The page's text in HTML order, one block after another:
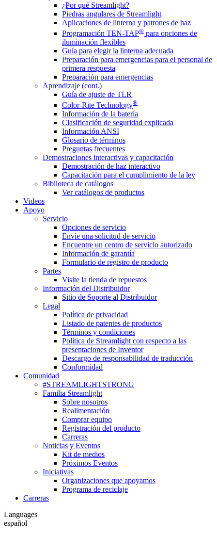
¿Por qué Streamlight?
Piedras angulares de Streamlight
Aplicaciones de linterna y patrones de haz
Programación TEN-TAP® para opciones de
iluminación flexibles
Guía para elegir la linterna adecuada
Preparación para emergencias para el personal de
primera respuesta
Preparación para emergencias
Aprendizaje (cont.)
Guía de ajuste de TLR
Color-Rite Technology®
Información de la batería
Clasificación de seguridad explicada
Información ANSI
Glosario de términos
Preguntas frecuentes
Demostraciones interactivas y capacitación
Demostración de haz interactivo
Capacitación para el cumplimiento de la ley
Biblioteca de catálogos
Ver catálogos de productos
Videos
Apoyo
Servicio
Opciones de servicio
Envíe una solicitud de servicio
Encuentre un centro de servicio autorizado
Información de garantía
Formulario de registro de producto
Partes
Visite la tienda de repuestos
Información del Distribuidor
Sitio de Soporte al Distribuidor
Legal
Política de privacidad
Listado de patentes de productos
Términos y condiciones
Política de Streamlight con respecto a las
presentaciones de Inventor
Descargo de responsabilidad de traducción
Conformidad
Comunidad
#STREAMLIGHTSTRONG
Familia Streamlight
Sobre nosotros
Realimentación
Comprar equipo
Registración del producto
Carreras
Noticias y Eventos
Kit de medios
Próximos Eventos
Iniciativas
Organizaciones que apoyamos
Programa de reciclaje
Carreras
Languages
español